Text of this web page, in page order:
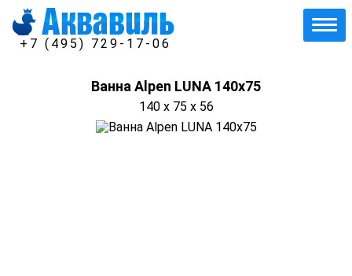
+7 (495) 729-17-06
Ванна Alpen LUNA 140x75
140 x 75 x 56